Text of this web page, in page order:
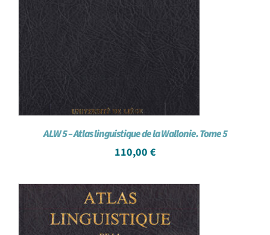
ALW 5 – Atlas linguistique de la Wallonie. Tome 5
110,00 €